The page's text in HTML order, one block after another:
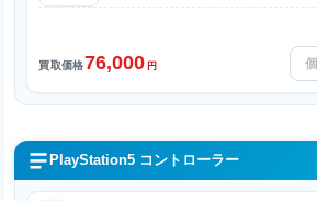
買取価格76,000 円
PlayStation5 コントローラー